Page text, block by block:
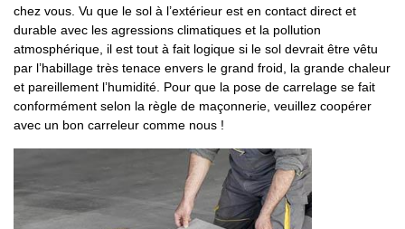
chez vous. Vu que le sol à l’extérieur est en contact direct et
durable avec les agressions climatiques et la pollution
atmosphérique, il est tout à fait logique si le sol devrait être vêtu
par l’habillage très tenace envers le grand froid, la grande chaleur
et pareillement l’humidité. Pour que la pose de carrelage se fait
conformément selon la règle de maçonnerie, veuillez coopérer
avec un bon carreleur comme nous !